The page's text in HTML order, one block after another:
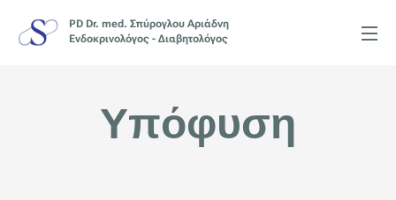
PD Dr. med. Σπύρογλου Αριάδνη
Ενδοκρινολόγος - Διαβητολόγος
Υπόφυση